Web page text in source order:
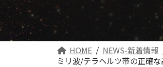
HOME NEWS-新着情報
ミリ波/テラヘルツ帯の正確